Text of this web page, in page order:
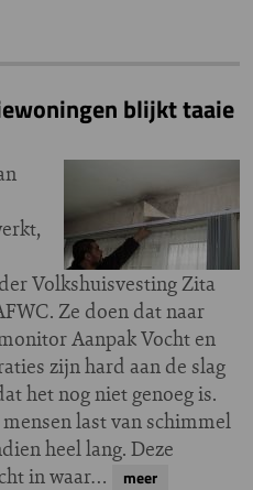
blijkt taaie
Volkshuisvesting Zita
Ze doen dat naar
Aanpak Vocht en
zijn hard aan de slag
het nog niet genoeg is.
last van schimmel
heel lang. Deze
in waar…
meer